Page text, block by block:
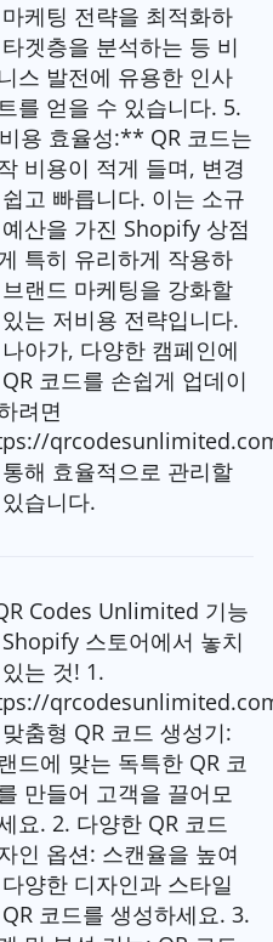
케팅 전략을 최적화하
겟층을 분석하는 등 비
스 발전에 유용한 인사
를 얻을 수 있습니다. 5.
용 효율성:** QR 코드는
비용이 적게 들며, 변경
고 빠릅니다. 이는 소규
예산을 가진 Shopify 상점
특히 유리하게 작용하
랜드 마케팅을 강화할
는 저비용 전략입니다.
아가, 다양한 캠페인에
코드를 손쉽게 업데이
려면
해 효율적으로 관리할
습니다.
Codes Unlimited 기능
스토어에서 놓치
는 것! 1.
춤형 QR 코드 생성기:
드에 맞는 독특한 QR 코
만들어 고객을 끌어모
요. 2. 다양한 QR 코드
인 옵션: 스캔율을 높여
양한 디자인과 스타일
QR 코드를 생성하세요. 3.